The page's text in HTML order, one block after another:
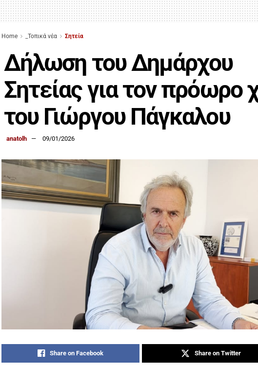
Home _Τοπικά νέα Σητεία
Δήλωση του Δημάρχου
Σητείας για τον πρόωρο
του Γιώργου Πάγκαλου
anatolh 09/01/2026
Share on Facebook Share on Twitter